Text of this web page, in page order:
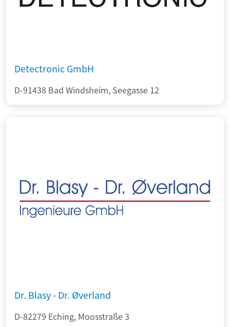
Detectronic GmbH
D-91438 Bad Windsheim, Seegasse 12
Dr. Blasy - Dr. Øverland
D-82279 Eching, Moosstraße 3